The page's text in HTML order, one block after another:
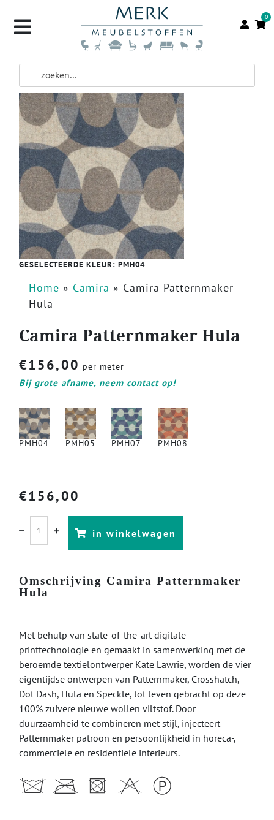
0
GESELECTEERDE KLEUR: PMH04
Home » Camira » Camira Patternmaker
Hula
Camira Patternmaker Hula
€156,00 per meter
Bij grote afname, neem contact op!
PMH04 PMH05 PMH07 PMH08
€156,00
in winkelwagen
Omschrijving Camira Patternmaker
Hula
Met behulp van state-of-the-art digitale
printtechnologie en gemaakt in samenwerking met de
beroemde textielontwerper Kate Lawrie, worden de vier
eigentijdse ontwerpen van Patternmaker, Crosshatch,
Dot Dash, Hula en Speckle, tot leven gebracht op deze
100% zuivere nieuwe wollen viltstof. Door
duurzaamheid te combineren met stijl, injecteert
Patternmaker patroon en persoonlijkheid in horeca-,
commerciële en residentiële interieurs.